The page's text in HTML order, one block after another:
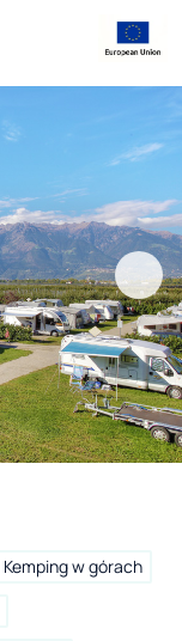
Kemping w górach